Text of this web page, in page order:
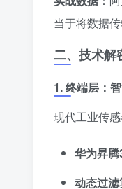
当于将数据
二、技术解
1. 终端层：
现代工业传
华为昇
动态过